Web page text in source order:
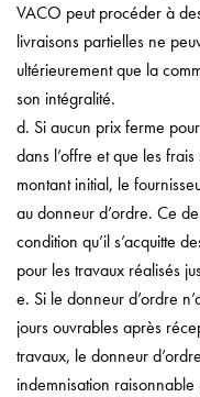
VACO peut procéder à
livraisons partielles ne
ultérieurement que la
son intégralité.
d. Si aucun prix ferme
dans l’offre et que les
montant initial, le
au donneur d’ordre. Ce
condition qu’il s’acquitte
pour les travaux réalisés
e. Si le donneur d’ordre
jours ouvrables après
travaux, le donneur
indemnisation raisonnable